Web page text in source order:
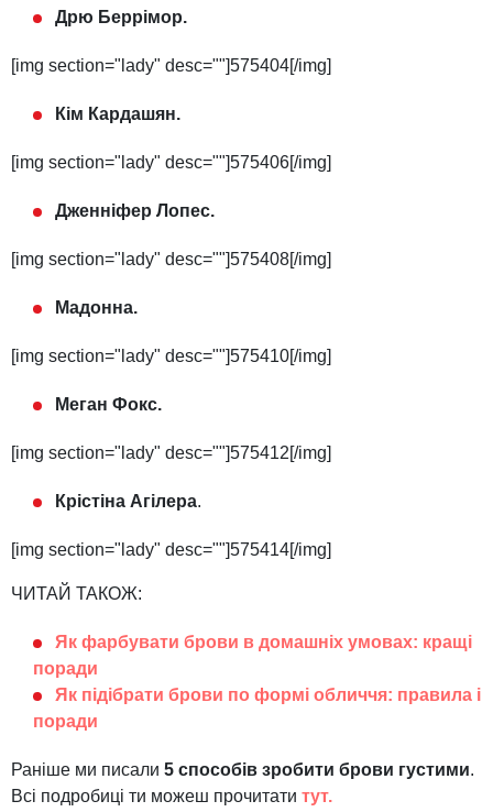
Дрю Беррімор.
[img section="lady" desc=""]575404[/img]
Кім Кардашян.
[img section="lady" desc=""]575406[/img]
Дженніфер Лопес.
[img section="lady" desc=""]575408[/img]
Мадонна.
[img section="lady" desc=""]575410[/img]
Меган Фокс.
[img section="lady" desc=""]575412[/img]
Крістіна Агілера.
[img section="lady" desc=""]575414[/img]
ЧИТАЙ ТАКОЖ:
Як фарбувати брови в домашніх умовах: кращі
поради
Як підібрати брови по формі обличчя: правила і
поради
Раніше ми писали 5 способів зробити брови густими.
Всі подробиці ти можеш прочитати тут.